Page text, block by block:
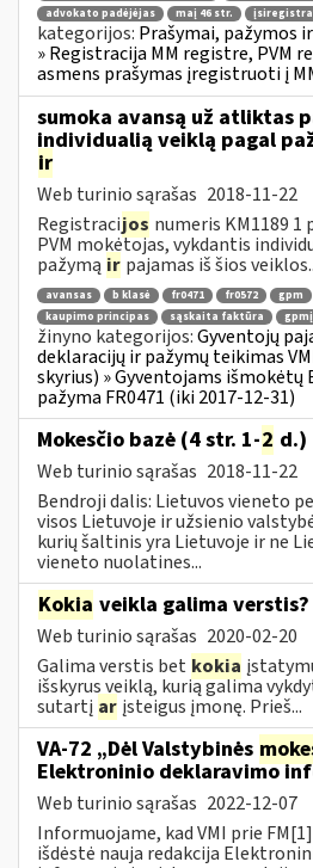
advokato padėjėjas
maį 46 str.
kategorijos: Prašymai, pažymos
» Registracija MM registre, PVM
asmens prašymas įregistruoti į
sumoka avansą už atliktas
individualią veiklą pagal
ir
Web turinio sąrašas 2018-11-22
Registracijos numeris KM1189 1
PVM mokėtojas, vykdantis
pažymą ir pajamas iš šios
avansas b klasė fr0471 fr0572 gpm
kaupimo principas
sąskaita faktūra gpmį
žinyno kategorijos:Gyventojų
deklaracijų ir pažymų teikimas
skyrius) » Gyventojams išmokėtų
pažyma FR0471 (iki 2017-12-31)
Mokesčio bazė (4 str. 1-2 d.)
Web turinio sąrašas 2018-11-22
Bendroji dalis: Lietuvos vieneto
visos Lietuvoje ir užsienio
kurių šaltinis yra Lietuvoje ir ne
vieneto nuolatines...
Kokia veikla galima verstis?
Web turinio sąrašas 2020-02-20
Galima verstis bet kokia
išskyrus veiklą, kurią galima
sutartį ar įsteigus įmonę. Prieš...
VA-72 „Dėl Valstybinės
Elektroninio deklaravimo
Web turinio sąrašas 2022-12-07
Informuojame, kad VMI prie
išdėstė nauja redakcija